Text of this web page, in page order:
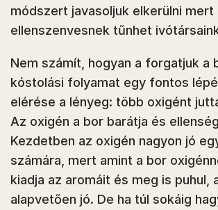
módszert javasoljuk elkerülni
ellenszenvesnek tűnhet
Nem számít, hogyan a forgatjuk a
kóstolási folyamat egy fontos
elérése a lényeg: több oxigént
Az oxigén a bor barátja és
Kezdetben az oxigén nagyon jó
számára, mert amint a bor
kiadja az aromáit és meg is puhul,
alapvetően jó. De ha túl sokáig